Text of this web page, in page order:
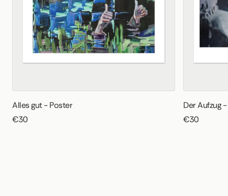
Alles gut - Poster
€30
Der Aufzug
€30